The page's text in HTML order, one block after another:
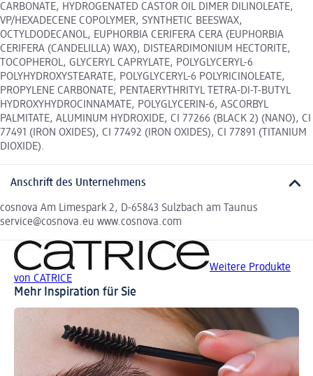
CARBONATE, HYDROGENATED CASTOR OIL DIMER DILINOLEATE,
VP/HEXADECENE COPOLYMER, SYNTHETIC BEESWAX,
OCTYLDODECANOL, EUPHORBIA CERIFERA CERA (EUPHORBIA
CERIFERA (CANDELILLA) WAX), DISTEARDIMONIUM HECTORITE,
TOCOPHEROL, GLYCERYL CAPRYLATE, POLYGLYCERYL-6
POLYHYDROXYSTEARATE, POLYGLYCERYL-6 POLYRICINOLEATE,
PROPYLENE CARBONATE, PENTAERYTHRITYL TETRA-DI-T-BUTYL
HYDROXYHYDROCINNAMATE, POLYGLYCERIN-6, ASCORBYL
PALMITATE, ALUMINUM HYDROXIDE, CI 77266 (BLACK 2) (NANO), CI
77491 (IRON OXIDES), CI 77492 (IRON OXIDES), CI 77891 (TITANIUM
DIOXIDE).
Anschrift des Unternehmens
cosnova Am Limespark 2, D-65843 Sulzbach am Taunus
service@cosnova.eu www.cosnova.com
Weitere Produkte
von CATRICE
Mehr Inspiration für Sie